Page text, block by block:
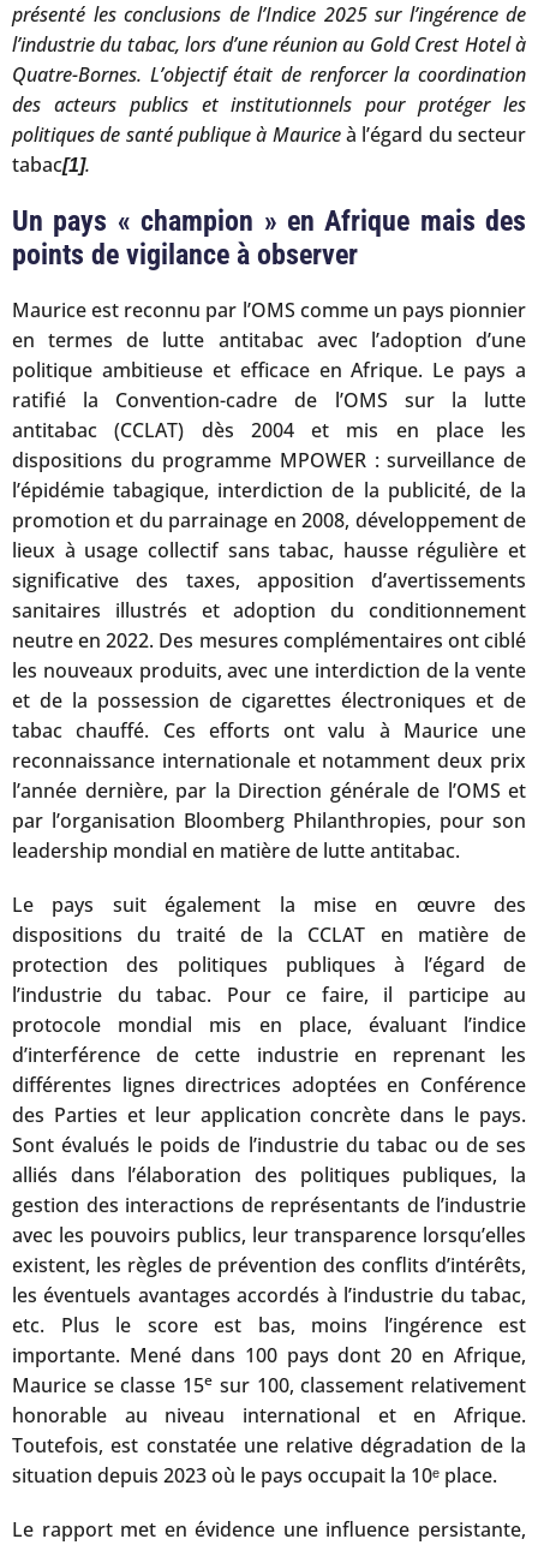
présenté les conclusions de l’Indice 2025 sur l’ingérence de
l’industrie du tabac, lors d’une réunion au Gold Crest Hotel à
Quatre-Bornes. L’objectif était de renforcer la coordination
des acteurs publics et institutionnels pour protéger les
politiques de santé publique à Mauriceà l’égard du secteur
tabac[1].
Un pays « champion » en Afrique mais des
points de vigilance à observer
Maurice est reconnu par l’OMS comme un pays pionnier
en termes de lutte antitabac avec l’adoption d’une
politique ambitieuse et efficace en Afrique. Le pays a
ratifié la Convention-cadre de l’OMS sur la lutte
antitabac (CCLAT) dès 2004 et mis en place les
dispositions du programme MPOWER : surveillance de
l’épidémie tabagique, interdiction de la publicité, de la
promotion et du parrainage en 2008, développement de
lieux à usage collectif sans tabac, hausse régulière et
significative des taxes, apposition d’avertissements
sanitaires illustrés et adoption du conditionnement
neutre en 2022. Des mesures complémentaires ont ciblé
les nouveaux produits, avec une interdiction de la vente
et de la possession de cigarettes électroniques et de
tabac chauffé. Ces efforts ont valu à Maurice une
reconnaissance internationale et notamment deux prix
l’année dernière, par la Direction générale de l’OMS et
par l’organisation Bloomberg Philanthropies, pour son
leadership mondial en matière de lutte antitabac.
Le pays suit également la mise en œuvre des
dispositions du traité de la CCLAT en matière de
protection des politiques publiques à l’égard de
l’industrie du tabac. Pour ce faire, il participe au
protocole mondial mis en place, évaluant l’indice
d’interférence de cette industrie en reprenant les
différentes lignes directrices adoptées en Conférence
des Parties et leur application concrète dans le pays.
Sont évalués le poids de l’industrie du tabac ou de ses
alliés dans l’élaboration des politiques publiques, la
gestion des interactions de représentants de l’industrie
avec les pouvoirs publics, leur transparence lorsqu’elles
existent, les règles de prévention des conflits d’intérêts,
les éventuels avantages accordés à l’industrie du tabac,
etc. Plus le score est bas, moins l’ingérence est
importante. Mené dans 100 pays dont 20 en Afrique,
Maurice se classe 15e sur 100, classement relativement
honorable au niveau international et en Afrique.
Toutefois, est constatée une relative dégradation de la
situation depuis 2023 où le pays occupait la 10ᵉ place.
Le rapport met en évidence une influence persistante,